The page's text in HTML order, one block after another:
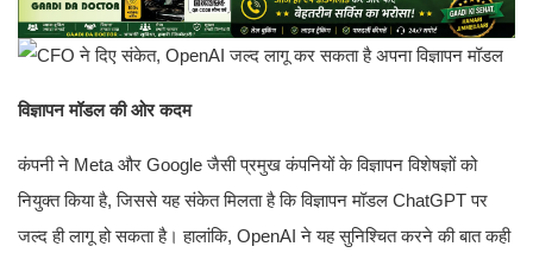
विज्ञापन मॉडल की ओर कदम
कंपनी ने Meta और Google जैसी प्रमुख कंपनियों के विज्ञापन विशेषज्ञों को
नियुक्त किया है, जिससे यह संकेत मिलता है कि विज्ञापन मॉडल ChatGPT पर
जल्द ही लागू हो सकता है। हालांकि, OpenAI ने यह सुनिश्चित करने की बात कही